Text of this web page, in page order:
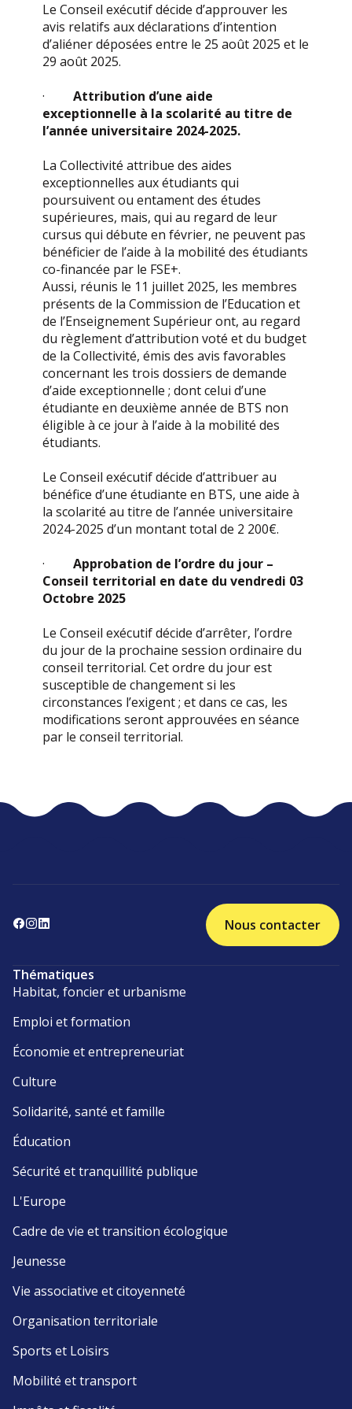
Le Conseil exécutif décide d’approuver les
avis relatifs aux déclarations d’intention
d’aliéner déposées entre le 25 août 2025 et le
29 août 2025.
·Attribution d’une aide
exceptionnelle à la scolarité au titre de
l’année universitaire 2024-2025.
La Collectivité attribue des aides
exceptionnelles aux étudiants qui
poursuivent ou entament des études
supérieures, mais, qui au regard de leur
cursus qui débute en février, ne peuvent pas
bénéficier de l’aide à la mobilité des étudiants
co-financée par le FSE+.
Aussi, réunis le 11 juillet 2025, les membres
présents de la Commission de l’Education et
de l’Enseignement Supérieur ont, au regard
du règlement d’attribution voté et du budget
de la Collectivité, émis des avis favorables
concernant les trois dossiers de demande
d’aide exceptionnelle ; dont celui d’une
étudiante en deuxième année de BTS non
éligible à ce jour à l’aide à la mobilité des
étudiants.
Le Conseil exécutif décide d’attribuer au
bénéfice d’une étudiante en BTS, une aide à
la scolarité au titre de l’année universitaire
2024-2025 d’un montant total de 2 200€.
·Approbation de l’ordre du jour –
Conseil territorial en date du vendredi 03
Octobre 2025
Le Conseil exécutif décide d’arrêter, l’ordre
du jour de la prochaine session ordinaire du
conseil territorial. Cet ordre du jour est
susceptible de changement si les
circonstances l’exigent ; et dans ce cas, les
modifications seront approuvées en séance
par le conseil territorial.
Nous contacter
Thématiques
Habitat, foncier et urbanisme
Emploi et formation
Économie et entrepreneuriat
Culture
Solidarité, santé et famille
Éducation
Sécurité et tranquillité publique
L'Europe
Cadre de vie et transition écologique
Jeunesse
Vie associative et citoyenneté
Organisation territoriale
Sports et Loisirs
Mobilité et transport